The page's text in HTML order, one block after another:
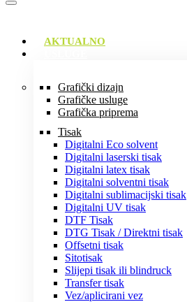
AKTUALNO
Grafički dizajn
Grafičke usluge
Grafička priprema
Tisak
Digitalni Eco solvent
Digitalni laserski tisak
Digitalni latex tisak
Digitalni solventni tisak
Digitalni sublimacijski tisak
Digitalni UV tisak
DTF Tisak
DTG Tisak / Direktni tisak
Offsetni tisak
Sitotisak
Slijepi tisak ili blindruck
Transfer tisak
Vez/aplicirani vez